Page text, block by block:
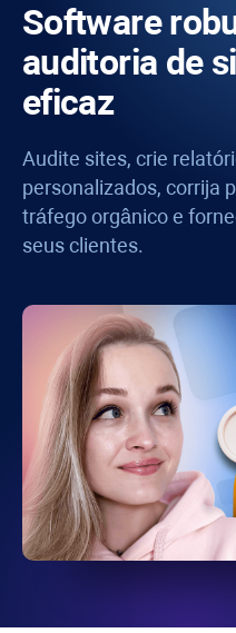
Software
auditoria de
eficaz
Audite sites, crie
personalizados, corrija
tráfego orgânico e
seus clientes.